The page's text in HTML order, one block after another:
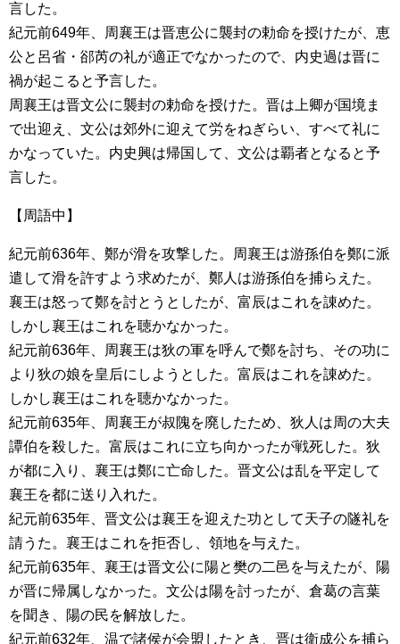
言した。
紀元前649年、周襄王は晋恵公に襲封の勅命を授けたが、恵
公と呂省・郤芮の礼が適正でなかったので、内史過は晋に
禍が起こると予言した。
周襄王は晋文公に襲封の勅命を授けた。晋は上卿が国境ま
で出迎え、文公は郊外に迎えて労をねぎらい、すべて礼に
かなっていた。内史興は帰国して、文公は覇者となると予
言した。
【周語中】
紀元前636年、鄭が滑を攻撃した。周襄王は游孫伯を鄭に派
遣して滑を許すよう求めたが、鄭人は游孫伯を捕らえた。
襄王は怒って鄭を討とうとしたが、富辰はこれを諌めた。
しかし襄王はこれを聴かなかった。
紀元前636年、周襄王は狄の軍を呼んで鄭を討ち、その功に
より狄の娘を皇后にしようとした。富辰はこれを諌めた。
しかし襄王はこれを聴かなかった。
紀元前635年、周襄王が叔隗を廃したため、狄人は周の大夫
譚伯を殺した。富辰はこれに立ち向かったが戦死した。狄
が都に入り、襄王は鄭に亡命した。晋文公は乱を平定して
襄王を都に送り入れた。
紀元前635年、晋文公は襄王を迎えた功として天子の隧礼を
請うた。襄王はこれを拒否し、領地を与えた。
紀元前635年、襄王は晋文公に陽と樊の二邑を与えたが、陽
が晋に帰属しなかった。文公は陽を討ったが、倉葛の言葉
を聞き、陽の民を解放した。
紀元前632年、温で諸侯が会盟したとき、晋は衛成公を捕ら